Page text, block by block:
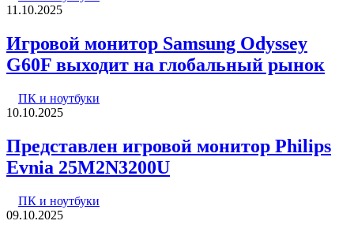
11.10.2025
Игровой монитор Samsung Odyssey
G60F выходит на глобальный рынок
ПК и ноутбуки
10.10.2025
Представлен игровой монитор Philips
Evnia 25M2N3200U
ПК и ноутбуки
09.10.2025